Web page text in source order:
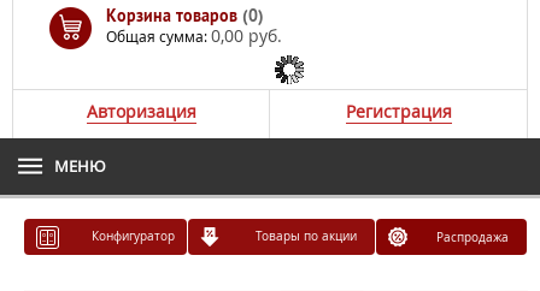
Корзина товаров (0)
Общая сумма:0,00 руб.
Авторизация Регистрация
МЕНЮ
Конфигуратор Товары по акции Распродажа